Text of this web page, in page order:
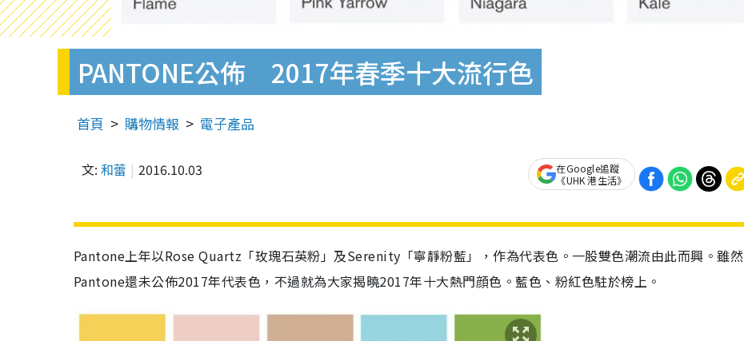
PANTONE公佈 2017年春季十大流行色
首頁 購物情報 電子產品
文: 和蕾 2016.10.03
在Google追蹤
《UHK 港生活》
Pantone上年以Rose Quartz「玫瑰石英粉」及Serenity「寧靜粉藍」，作為代表色。一股雙色潮流由此而興。雖然
Pantone還未公佈2017年代表色，不過就為大家揭曉2017年十大熱門顔色。藍色、粉紅色駐於榜上。